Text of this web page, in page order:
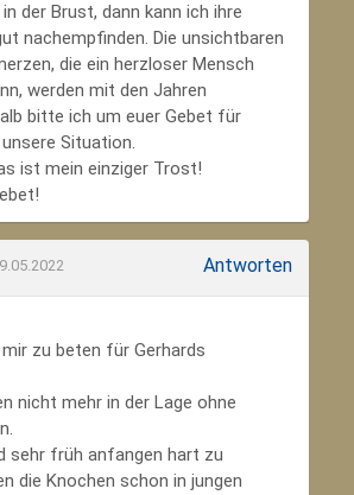
der Brust, dann kann ich ihre
nachempfinden. Die unsichtbaren
die ein herzloser Mensch
werden mit den Jahren
bitte ich um euer Gebet für
Situation.
ist mein einziger Trost!
Antworten
zu beten für Gerhards
nicht mehr in der Lage ohne
sehr früh anfangen hart zu
die Knochen schon in jungen